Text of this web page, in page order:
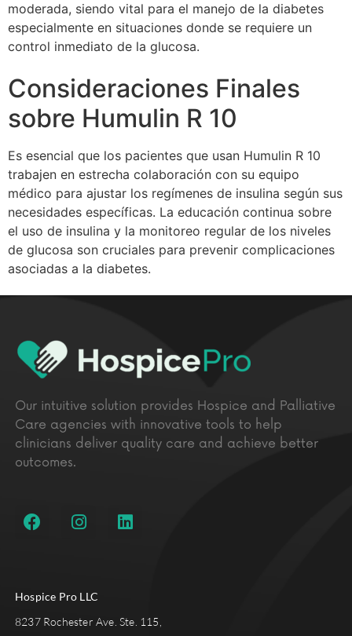
moderada, siendo vital para el manejo de la diabetes
especialmente en situaciones donde se requiere un
control inmediato de la glucosa.
Consideraciones Finales
sobre Humulin R 10
Es esencial que los pacientes que usan Humulin R 10
trabajen en estrecha colaboración con su equipo
médico para ajustar los regímenes de insulina según sus
necesidades específicas. La educación continua sobre
el uso de insulina y la monitoreo regular de los niveles
de glucosa son cruciales para prevenir complicaciones
asociadas a la diabetes.
Our intuitive solution provides Hospice and Palliative
Care agencies with innovative tools to help
clinicians deliver quality care and achieve better
outcomes.
Hospice Pro LLC
8237 Rochester Ave. Ste. 115,